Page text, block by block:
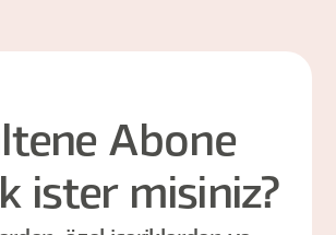
Abone
ister misiniz?